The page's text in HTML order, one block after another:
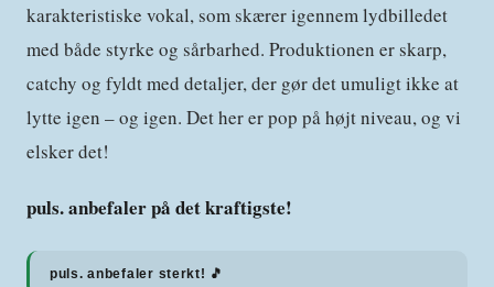
karakteristiske vokal, som skærer igennem lydbilledet
med både styrke og sårbarhed. Produktionen er skarp,
catchy og fyldt med detaljer, der gør det umuligt ikke at
lytte igen – og igen. Det her er pop på højt niveau, og vi
elsker det!
puls. anbefaler på det kraftigste!
puls. anbefaler sterkt! 🎵